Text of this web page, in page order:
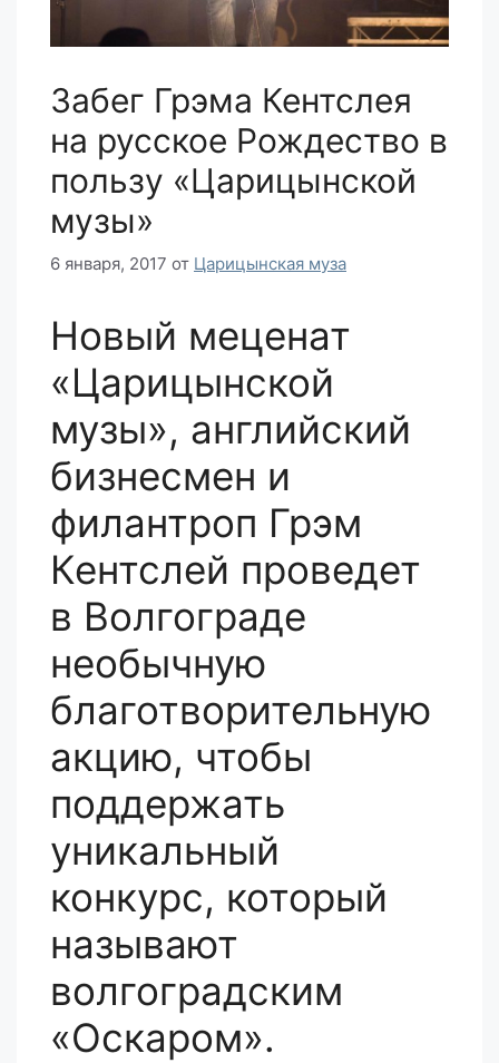
Забег Грэма Кентслея
на русское Рождество в
пользу «Царицынской
музы»
6 января, 2017 от Царицынская муза
Новый меценат
«Царицынской
музы», английский
бизнесмен и
филантроп Грэм
Кентслей проведет
в Волгограде
необычную
благотворительную
акцию, чтобы
поддержать
уникальный
конкурс, который
называют
волгоградским
«Оскаром».